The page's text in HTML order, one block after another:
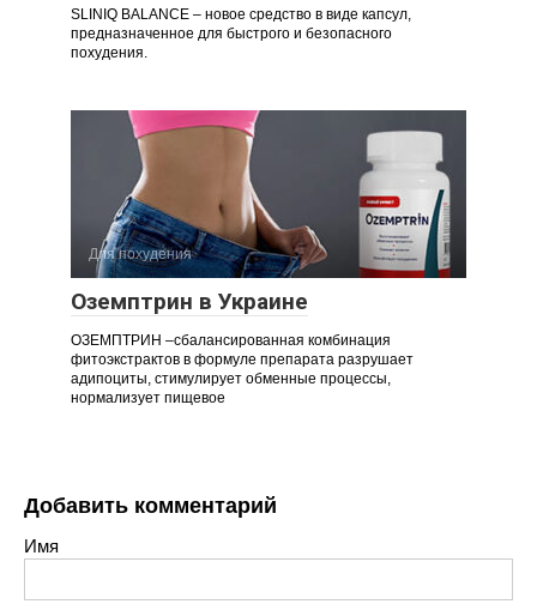
SLINIQ BALANCE – новое средство в виде капсул,
предназначенное для быстрого и безопасного
похудения.
Для похудения
Оземптрин в Украине
ОЗЕМПТРИН –сбалансированная комбинация
фитоэкстрактов в формуле препарата разрушает
адипоциты, стимулирует обменные процессы,
нормализует пищевое
Добавить комментарий
Имя